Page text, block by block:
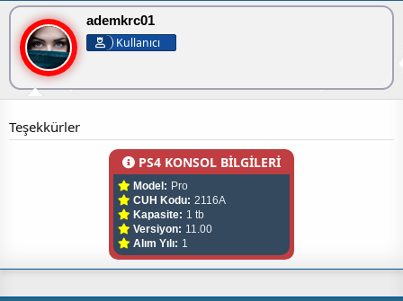
ademkrc01
Kullanıcı
Teşekkürler
PS4 KONSOL BİLGİLERİ
Model: Pro
CUH Kodu: 2116A
Kapasite: 1 tb
Versiyon: 11.00
Alım Yılı: 1